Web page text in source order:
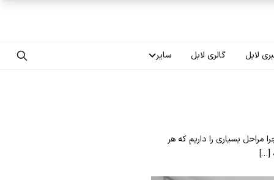
لابل گالری لابل سایر
مراحل بسیاری را داریم که هر
[…]